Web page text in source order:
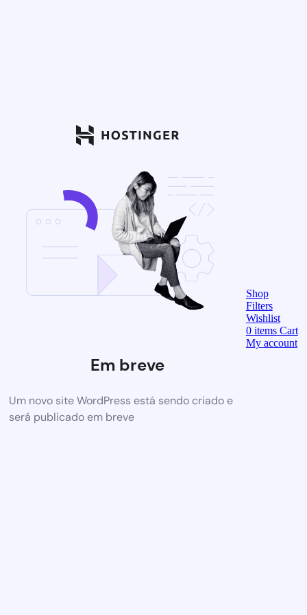
Em breve
Um novo site WordPress está sendo criado e
será publicado em breve
Shop
Filters
Wishlist
0 items Cart
My account